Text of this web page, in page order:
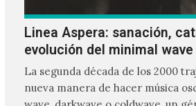
Linea Aspera: sanación,
evolución del minimal wave
La segunda década de los 2000
nueva manera de hacer música